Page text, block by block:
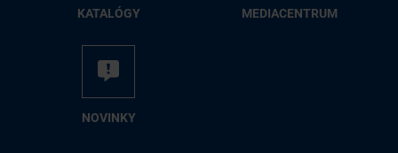
KA­TA­LÓ­GY ME­DIA­CEN­TRUM
NO­VIN­KY